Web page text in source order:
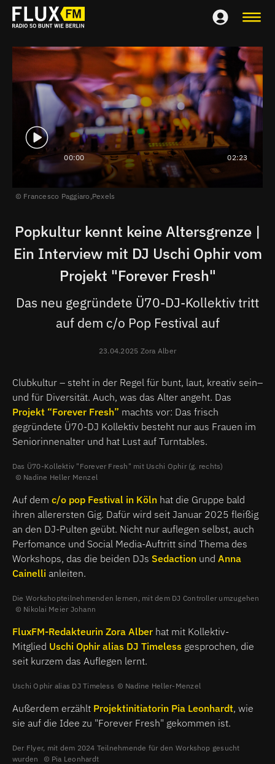
00:00 02:23
Francesco Paggiaro,Pexels
Popkultur kennt keine Altersgrenze |
Ein Interview mit DJ Uschi Ophir vom
Projekt "Forever Fresh"
Das neu gegründete Ü70-DJ-Kollektiv tritt
auf dem c/o Pop Festival auf
23.04.2025 Zora Alber
Clubkultur – steht in der Regel für bunt, laut, kreativ sein–
und für Diversität. Auch, was das Alter angeht. Das
Projekt “Forever Fresh” machts vor: Das frisch
gegründete Ü70-DJ Kollektiv besteht nur aus Frauen im
Seniorinnenalter und hat Lust auf Turntables.
Das Ü70-Kollektiv "Forever Fresh" mit Uschi Ophir (g. rechts)
Nadine Heller Menzel
Auf dem c/o pop Festival in Köln hat die Gruppe bald
ihren allerersten Gig. Dafür wird seit Januar 2025 fleißig
an den DJ-Pulten geübt. Nicht nur auflegen selbst, auch
Perfomance und Social Media-Auftritt sind Thema des
Workshops, das die beiden DJs Sedaction und Anna
Cainelli anleiten.
Die Workshopteilnehmenden lernen, mit dem DJ Controller umzugehen
Nikolai Meier Johann
FluxFM-Redakteurin Zora Alber hat mit Kollektiv-
Mitglied Uschi Ophir alias DJ Timeless gesprochen, die
seit kurzem das Auflegen lernt.
Uschi Ophir alias DJ Timeless Nadine Heller-Menzel
Außerdem erzählt Projektinitiatorin Pia Leonhardt, wie
sie auf die Idee zu "Forever Fresh" gekommen ist.
Der Flyer, mit dem 2024 Teilnehmende für den Workshop gesucht
wurden
Pia Leonhardt